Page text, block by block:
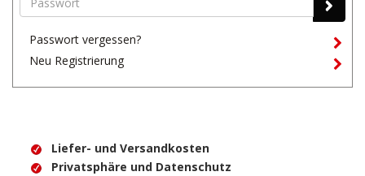
Passwort vergessen?
Neu Registrierung
Liefer- und Versandkosten
Privatsphäre und Datenschutz